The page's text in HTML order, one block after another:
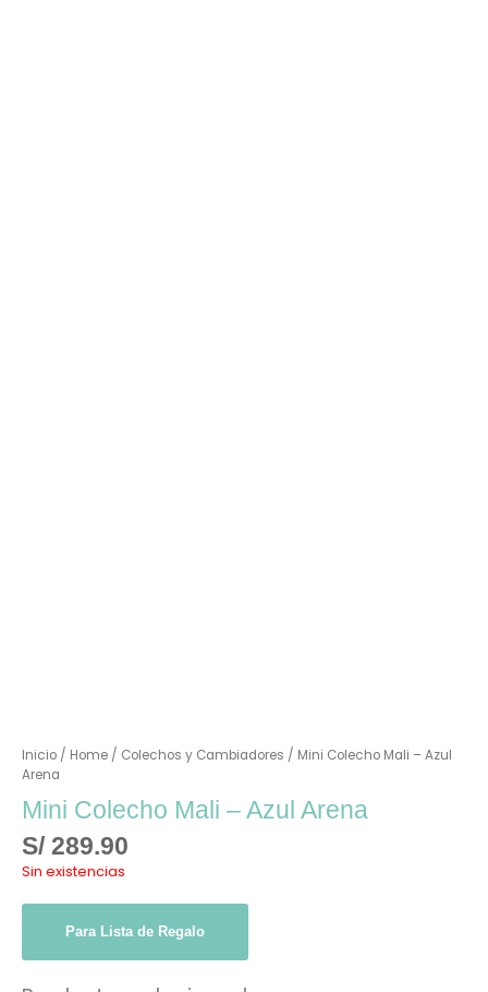
Inicio/ Home/ Colechos y Cambiadores / Mini Colecho Mali – Azul
Arena
Mini Colecho Mali – Azul Arena
S/289.90
Sin existencias
Para Lista de Regalo